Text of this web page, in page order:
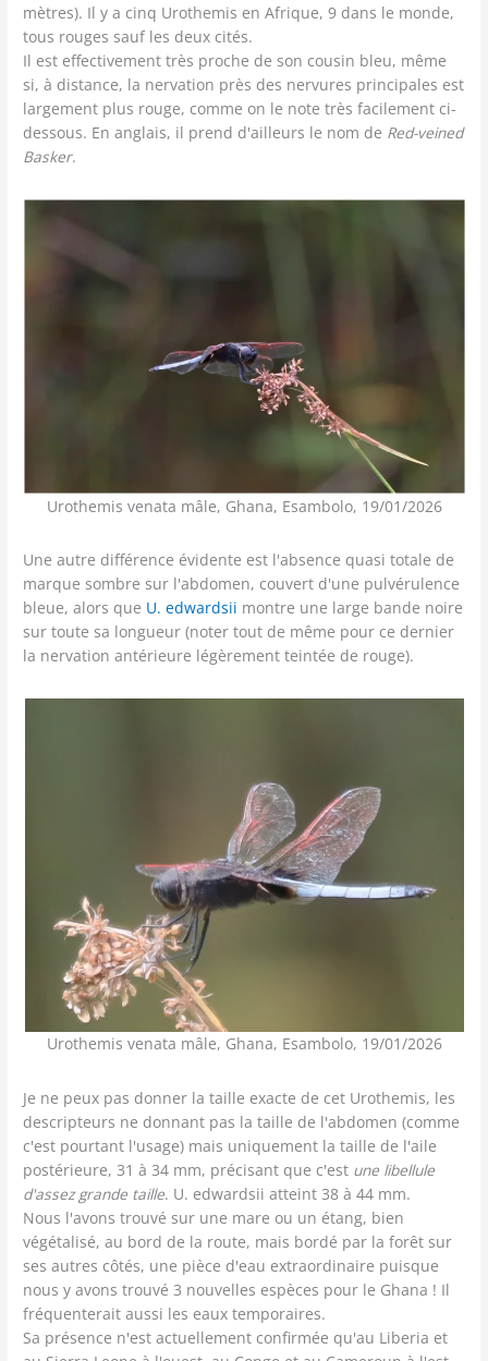
mètres). Il y a cinq Urothemis en Afrique, 9 dans le monde,
tous rouges sauf les deux cités.
Il est effectivement très proche de son cousin bleu, même
si, à distance, la nervation près des nervures principales est
largement plus rouge, comme on le note très facilement ci-
dessous. En anglais, il prend d'ailleurs le nom de Red-veined
Basker.
Urothemis venata mâle, Ghana, Esambolo, 19/01/2026
Une autre différence évidente est l'absence quasi totale de
marque sombre sur l'abdomen, couvert d'une pulvérulence
bleue, alors que U. edwardsii montre une large bande noire
sur toute sa longueur (noter tout de même pour ce dernier
la nervation antérieure légèrement teintée de rouge).
Urothemis venata mâle, Ghana, Esambolo, 19/01/2026
Je ne peux pas donner la taille exacte de cet Urothemis, les
descripteurs ne donnant pas la taille de l'abdomen (comme
c'est pourtant l'usage) mais uniquement la taille de l'aile
postérieure, 31 à 34 mm, précisant que c'est une libellule
d'assez grande taille. U. edwardsii atteint 38 à 44 mm.
Nous l'avons trouvé sur une mare ou un étang, bien
végétalisé, au bord de la route, mais bordé par la forêt sur
ses autres côtés, une pièce d'eau extraordinaire puisque
nous y avons trouvé 3 nouvelles espèces pour le Ghana ! Il
fréquenterait aussi les eaux temporaires.
Sa présence n'est actuellement confirmée qu'au Liberia et